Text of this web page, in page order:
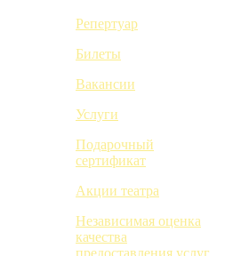
Репертуар
Билеты
Вакансии
Услуги
Подарочный
сертификат
Акции театра
Независимая оценка
качества
предоставления услуг